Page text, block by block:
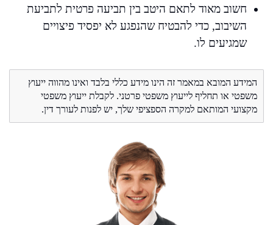
חשוב מאוד לתאם היטב בין תביעה פרטית לתביעת
השיבוב, כדי להבטיח שהנפגע לא יפסיד פיצויים
שמגיעים לו.
המידע המובא במאמר זה הינו מידע כללי בלבד ואינו מהווה ייעוץ
משפטי או תחליף לייעוץ משפטי פרטני. לקבלת ייעוץ משפטי
מקצועי המותאם למקרה הספציפי שלך, יש לפנות לעורך דין.